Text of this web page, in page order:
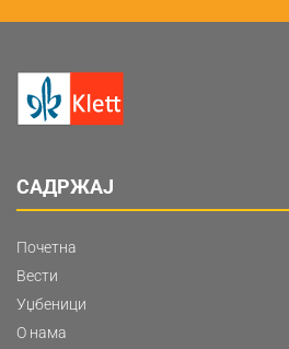
САДРЖАЈ
Почетна
Вести
Уџбеници
О нама